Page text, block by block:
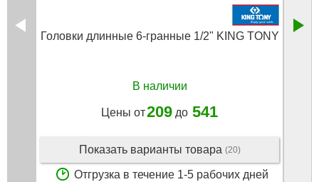
Головки длинные 6-гранные 1/2" KING TONY
В наличии
Цены от209 до 541
Показать варианты товара (20)
Отгрузка в течение 1-5 рабочих дней